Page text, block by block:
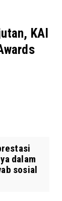
KAI
dalam
sosial